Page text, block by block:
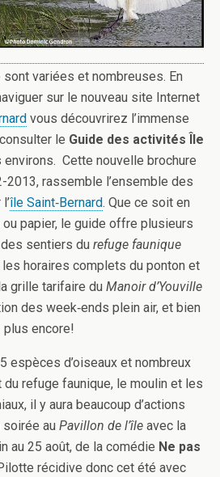
sont variées et nombreuses. En
sur le nouveau site Internet
vous découvrirez l’immense
le Guide des activités Île
environs. Cette nouvelle brochure
rassemble l’ensemble des
île Saint‐Bernard. Que ce soit en
papier, le guide offre plusieurs
sentiers du refuge faunique
les horaires complets du ponton et
grille tarifaire du Manoir d’Youville
des week‐ends plein air, et bien
plus encore!
espèces d’oiseaux et nombreux
refuge faunique, le moulin et les
il y aura beaucoup d’actions
au Pavillon de l’île avec la
au 25 août, de la comédie Ne pas
récidive donc cet été avec